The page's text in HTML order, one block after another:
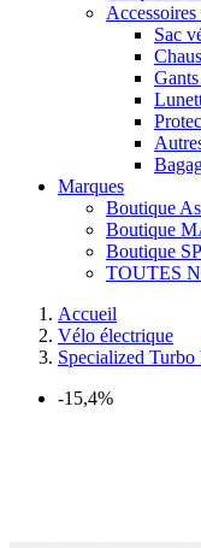
Sac
Marques
Boutique
Boutique
Boutique
TOUTES
Accueil
Vélo électrique
Specialized Turbo
-15,4%